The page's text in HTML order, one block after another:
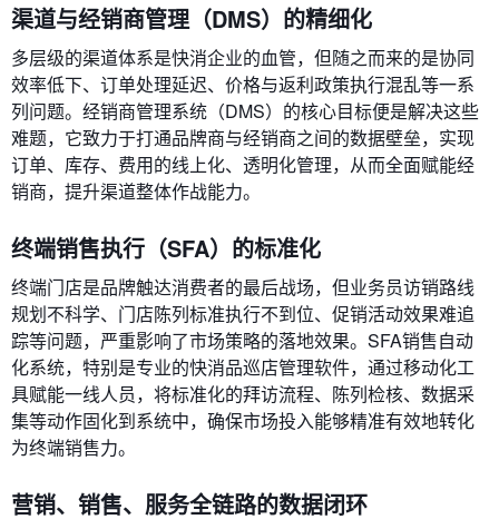
渠道与经销商管理（DMS）的精细化
多层级的渠道体系是快消企业的血管，但随之而来的是协同
效率低下、订单处理延迟、价格与返利政策执行混乱等一系
列问题。经销商管理系统（DMS）的核心目标便是解决这些
难题，它致力于打通品牌商与经销商之间的数据壁垒，实现
订单、库存、费用的线上化、透明化管理，从而全面赋能经
销商，提升渠道整体作战能力。
终端销售执行（SFA）的标准化
终端门店是品牌触达消费者的最后战场，但业务员访销路线
规划不科学、门店陈列标准执行不到位、促销活动效果难追
踪等问题，严重影响了市场策略的落地效果。SFA销售自动
化系统，特别是专业的快消品巡店管理软件，通过移动化工
具赋能一线人员，将标准化的拜访流程、陈列检核、数据采
集等动作固化到系统中，确保市场投入能够精准有效地转化
为终端销售力。
营销、销售、服务全链路的数据闭环